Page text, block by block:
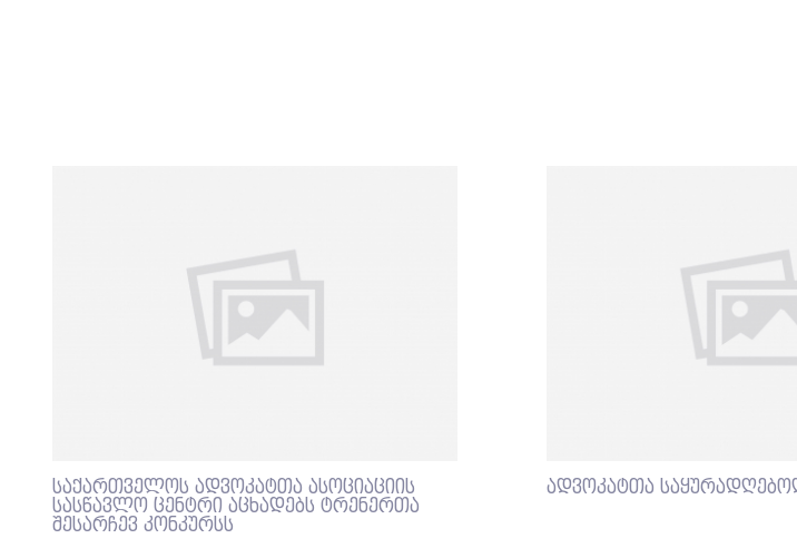
საქართველოს ადვოკატთა ასოციაციის
სასწავლო ცენტრი აცხადებს ტრენერთა
შესარჩევ კონკურსს
ადვოკატთა